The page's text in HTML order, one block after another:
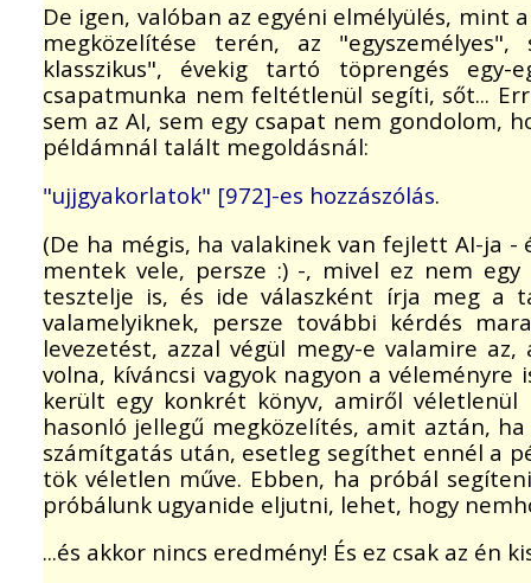
De igen, valóban az egyéni elmélyülés, mint
megközelítése terén, az
klasszikus", évekig tartó töprengés
csapatmunka nem feltétlenül segíti, sőt...
sem az AI, sem egy csapat nem
példámnál talált megoldásnál:
"ujjgyakorlatok" [972]-es hozzászólás.
(De ha mégis, ha valakinek van fejlett AI-ja
mentek vele, persze :) -, mivel ez nem
tesztelje is, és ide válaszként írja meg a
valamelyiknek, persze további kérdés
levezetést, azzal végül megy-e valamire
volna, kíváncsi vagyok nagyon a
került egy konkrét könyv, amiről
hasonló jellegű megközelítés, amit aztán,
számítgatás után, esetleg segíthet ennél a
tök véletlen műve. Ebben, ha próbál
próbálunk ugyanide eljutni, lehet, hogy
...és akkor nincs eredmény! És ez csak az én